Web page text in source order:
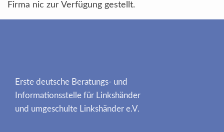
Firma nic zur Verfügung gestellt.
Erste deutsche Beratungs- und
Informationsstelle für Linkshänder
und umgeschulte Linkshänder e.V.